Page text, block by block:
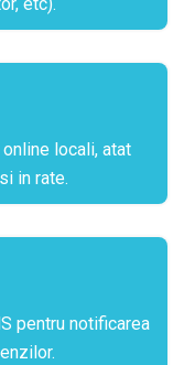
locali, atat
in rate.
pentru notificarea